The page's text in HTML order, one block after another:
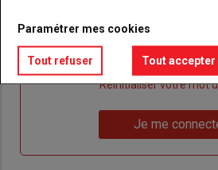
de votre
Lien
"Créer
Je m'inscrit
Lien
de
Réinitialiser votre mot
me
Je me
Paramétrer mes cookies
Tout refuser Tout accepter